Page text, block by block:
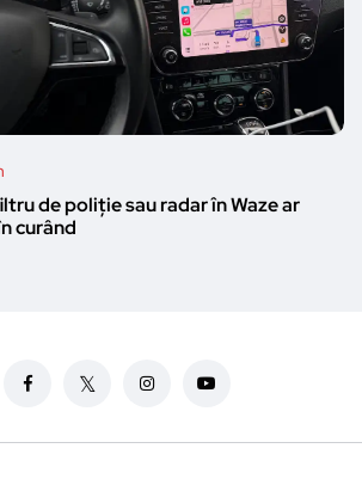
de poliție sau radar în Waze ar
curând